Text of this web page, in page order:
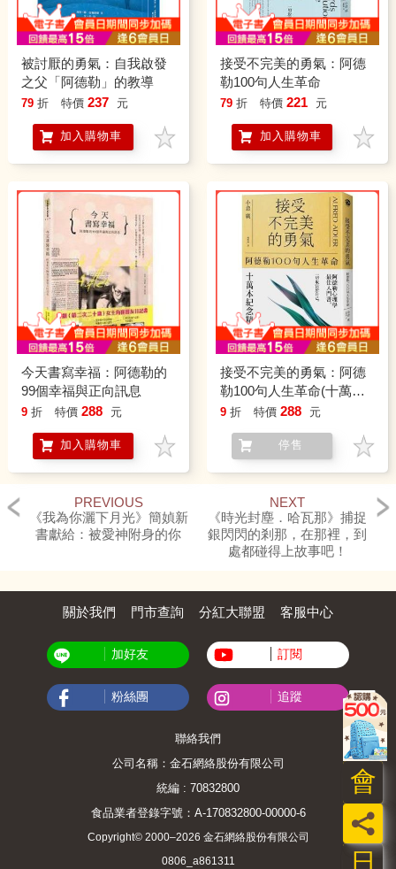
被討厭的勇氣：自我啟發
之父「阿德勒」的教導
79 折 特價 237 元
加入購物車
接受不完美的勇氣：阿德
勒100句人生革命
79 折 特價 221 元
加入購物車
今天書寫幸福：阿德勒的
99個幸福與正向訊息
9 折 特價 288 元
加入購物車
接受不完美的勇氣：阿德
勒100句人生革命(十萬本
紀念精裝版)
9 折 特價 288 元
停售
PREVIOUS
《我為你灑下月光》簡媜新
書獻給：被愛神附身的你
NEXT
《時光封塵．哈瓦那》捕捉
銀閃閃的剎那，在那裡，到
處都碰得上故事吧！
日
員
會
關於我們 門市查詢 分紅大聯盟 客服中心
加好友 訂閱
粉絲團 追蹤
聯絡我們
公司名稱：金石網絡股份有限公司
統編 : 70832800
食品業者登錄字號：A-170832800-00000-6
Copyright© 2000–2026 金石網絡股份有限公司
0806_a861311